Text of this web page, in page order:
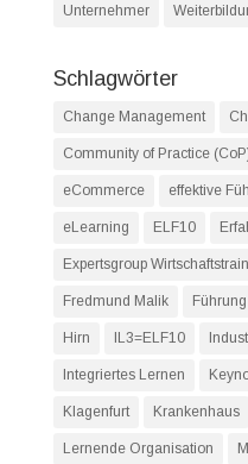
Unternehmer
Schlagwörter
Change Management
Community of Practice
eCommerce effektive
eLearning ELF10
Expertsgroup
Fredmund Malik Führung
Hirn IL3=ELF10
Integriertes Lernen
Klagenfurt Krankenhaus
Lernende Organisation